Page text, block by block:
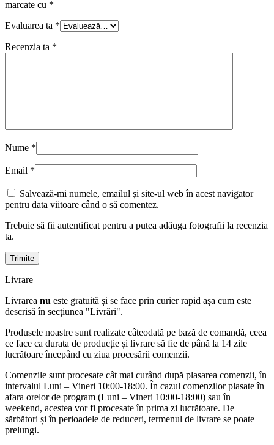
marcate cu *
Evaluarea ta *
Recenzia ta *
Nume *
Email *
Salvează-mi numele, emailul și site-ul web în acest navigator
pentru data viitoare când o să comentez.
Trebuie să fii autentificat pentru a putea adăuga fotografii la recenzia
ta.
Livrare
Livrarea nu este gratuită și se face prin curier rapid așa cum este
descrisă în secțiunea "Livrări".
Produsele noastre sunt realizate câteodată pe bază de comandă, ceea
ce face ca durata de producție și livrare să fie de până la 14 zile
lucrătoare începând cu ziua procesării comenzii.
Comenzile sunt procesate cât mai curând după plasarea comenzii, în
intervalul Luni – Vineri 10:00-18:00. În cazul comenzilor plasate în
afara orelor de program (Luni – Vineri 10:00-18:00) sau în
weekend, acestea vor fi procesate în prima zi lucrătoare. De
sărbători și în perioadele de reduceri, termenul de livrare se poate
prelungi.